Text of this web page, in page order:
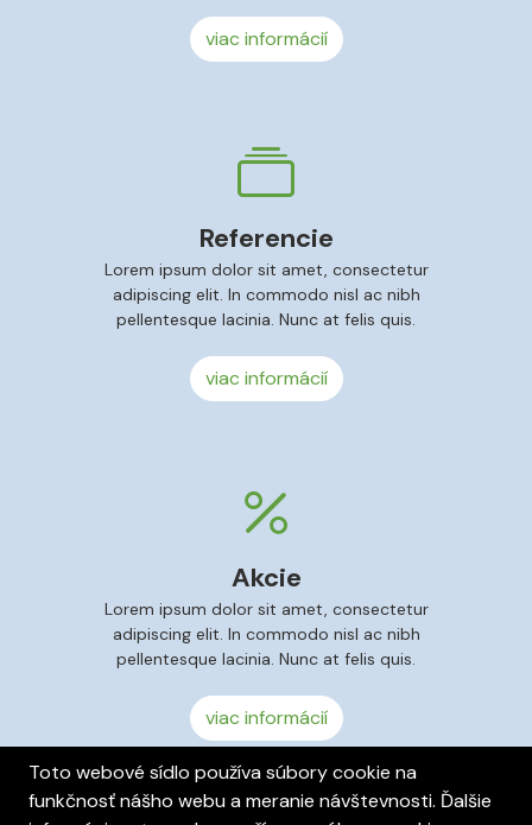
viac informácií
Referencie
Lorem ipsum dolor sit amet, consectetur
adipiscing elit. In commodo nisl ac nibh
pellentesque lacinia. Nunc at felis quis.
viac informácií
Akcie
Lorem ipsum dolor sit amet, consectetur
adipiscing elit. In commodo nisl ac nibh
pellentesque lacinia. Nunc at felis quis.
viac informácií
CookiesNastavenia cookies
Toto webové sídlo používa súbory cookie na
funkčnosť nášho webu a meranie návštevnosti. Ďalšie